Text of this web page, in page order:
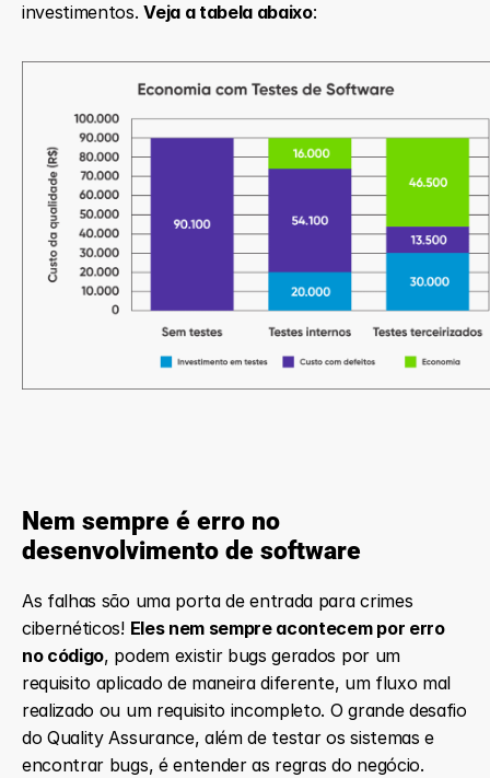
investimentos. Veja a tabela abaixo:
Nem sempre é erro no
desenvolvimento de software
As falhas são uma porta de entrada para crimes
cibernéticos! Eles nem sempre acontecem por erro
no código, podem existir bugs gerados por um
requisito aplicado de maneira diferente, um fluxo mal
realizado ou um requisito incompleto. O grande desafio
do Quality Assurance, além de testar os sistemas e
encontrar bugs, é entender as regras do negócio.